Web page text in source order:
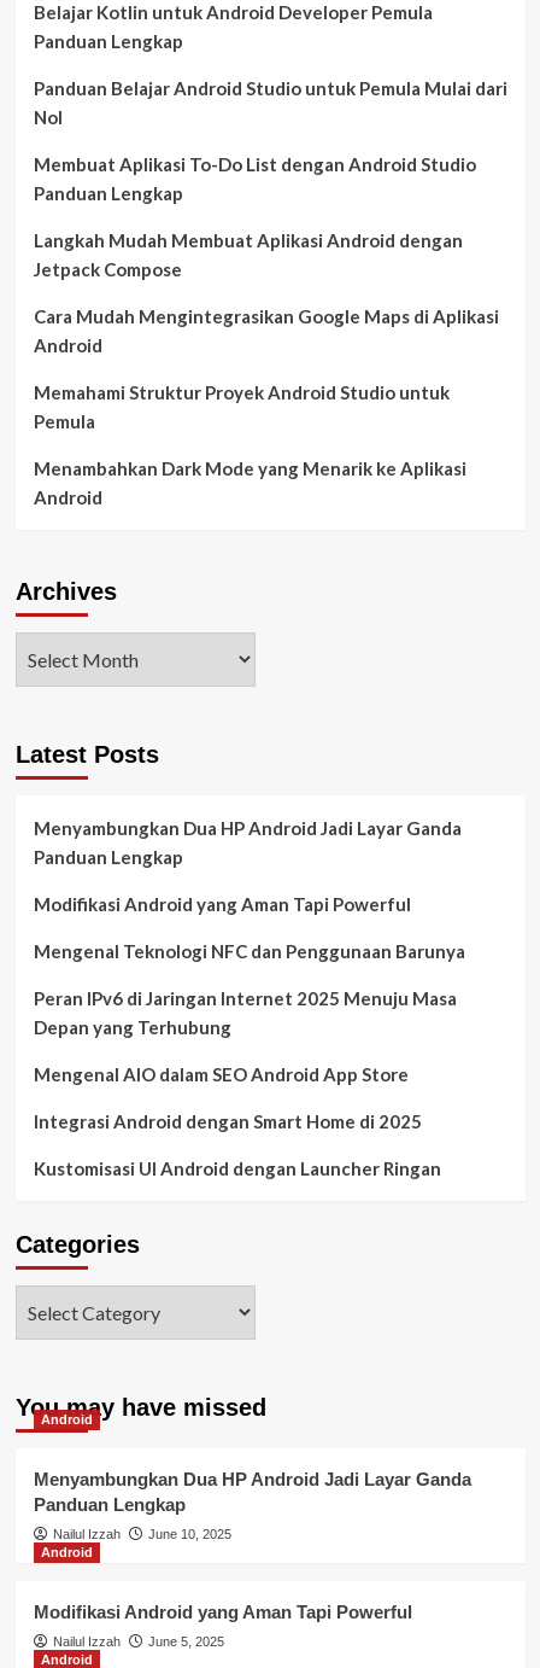
Belajar Kotlin untuk Android Developer Pemula
Panduan Lengkap
Panduan Belajar Android Studio untuk Pemula Mulai dari
Nol
Membuat Aplikasi To-Do List dengan Android Studio
Panduan Lengkap
Langkah Mudah Membuat Aplikasi Android dengan
Jetpack Compose
Cara Mudah Mengintegrasikan Google Maps di Aplikasi
Android
Memahami Struktur Proyek Android Studio untuk
Pemula
Menambahkan Dark Mode yang Menarik ke Aplikasi
Android
Archives
Latest Posts
Menyambungkan Dua HP Android Jadi Layar Ganda
Panduan Lengkap
Modifikasi Android yang Aman Tapi Powerful
Mengenal Teknologi NFC dan Penggunaan Barunya
Peran IPv6 di Jaringan Internet 2025 Menuju Masa
Depan yang Terhubung
Mengenal AIO dalam SEO Android App Store
Integrasi Android dengan Smart Home di 2025
Kustomisasi UI Android dengan Launcher Ringan
Categories
You may have missed
Android
Menyambungkan Dua HP Android Jadi Layar Ganda
Panduan Lengkap
Nailul Izzah
June 10, 2025
Android
Modifikasi Android yang Aman Tapi Powerful
Nailul Izzah
June 5, 2025
Android